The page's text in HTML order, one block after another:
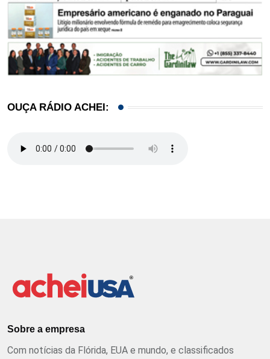
OUÇA RÁDIO ACHEI:
Sobre a empresa
Com notícias da Flórida, EUA e mundo, e classificados